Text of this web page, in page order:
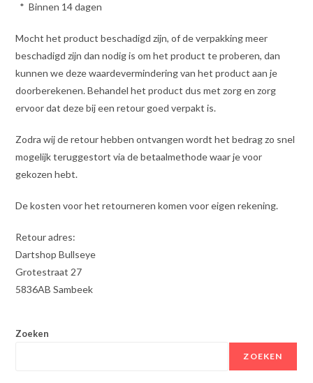
* Binnen 14 dagen
Mocht het product beschadigd zijn, of de verpakking meer
beschadigd zijn dan nodig is om het product te proberen, dan
kunnen we deze waardevermindering van het product aan je
doorberekenen. Behandel het product dus met zorg en zorg
ervoor dat deze bij een retour goed verpakt is.
Zodra wij de retour hebben ontvangen wordt het bedrag zo snel
mogelijk teruggestort via de betaalmethode waar je voor
gekozen hebt.
De kosten voor het retourneren komen voor eigen rekening.
Retour adres:
Dartshop Bullseye
Grotestraat 27
5836AB Sambeek
Zoeken
ZOEKEN